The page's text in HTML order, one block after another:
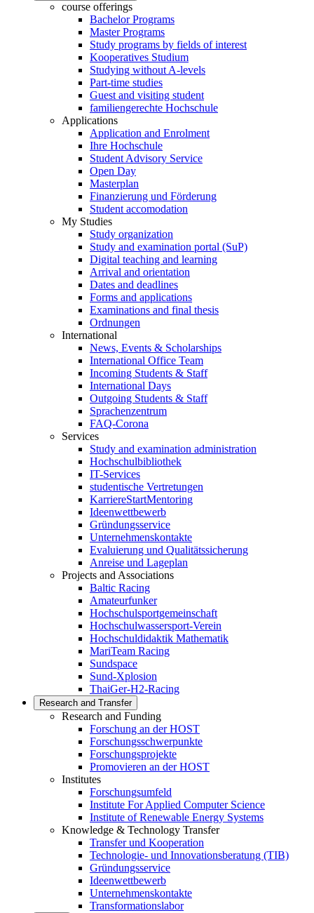
course offerings
Bachelor Programs
Master Programs
Study programs by fields of interest
Kooperatives Studium
Studying without A-levels
Part-time studies
Guest and visiting student
familiengerechte Hochschule
Applications
Application and Enrolment
Ihre Hochschule
Student Advisory Service
Open Day
Masterplan
Finanzierung und Förderung
Student accomodation
My Studies
Study organization
Study and examination portal (SuP)
Digital teaching and learning
Arrival and orientation
Dates and deadlines
Forms and applications
Examinations and final thesis
Ordnungen
International
News, Events & Scholarships
International Office Team
Incoming Students & Staff
International Days
Outgoing Students & Staff
Sprachenzentrum
FAQ-Corona
Services
Study and examination administration
Hochschulbibliothek
IT-Services
studentische Vertretungen
KarriereStartMentoring
Ideenwettbewerb
Gründungsservice
Unternehmenskontakte
Evaluierung und Qualitätssicherung
Anreise und Lageplan
Projects and Associations
Baltic Racing
Amateurfunker
Hochschulsportgemeinschaft
Hochschulwassersport-Verein
Hochschuldidaktik Mathematik
MariTeam Racing
Sundspace
Sund-Xplosion
ThaiGer-H2-Racing
Research and Transfer
Research and Funding
Forschung an der HOST
Forschungsschwerpunkte
Forschungsprojekte
Promovieren an der HOST
Institutes
Forschungsumfeld
Institute For Applied Computer Science
Institute of Renewable Energy Systems
Knowledge & Technology Transfer
Transfer und Kooperation
Technologie- und Innovationsberatung (TIB)
Gründungsservice
Ideenwettbewerb
Unternehmenskontakte
Transformationslabor